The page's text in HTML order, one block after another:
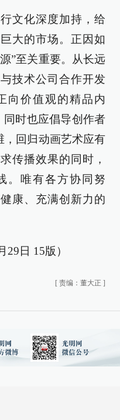
文化深度加持，给
大的市场。正因如
”至关重要。从长远
技术公司合作开发
向价值观的精品内
同时也应倡导创作者
，回归动画艺术应有
传播效果的同时，
。唯有各方协同努
康、充满创新力的
29日 15版）
[ 责编：董大正 ]